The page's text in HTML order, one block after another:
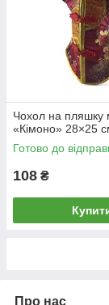
Чохол на пляшку
«Кімоно» 28×25
Готово до
108 ₴
Про нас